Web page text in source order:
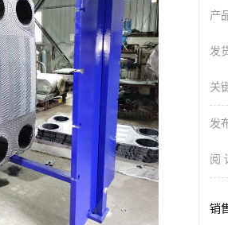
产
发
关
发
阅
销